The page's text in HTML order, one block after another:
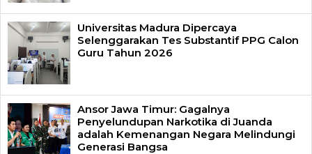
Universitas Madura Dipercaya
Selenggarakan Tes Substantif PPG Calon
Guru Tahun 2026
Ansor Jawa Timur: Gagalnya
Penyelundupan Narkotika di Juanda
adalah Kemenangan Negara Melindungi
Generasi Bangsa